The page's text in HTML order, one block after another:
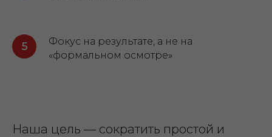
Фокус на результате, а не на
«формальном осмотре»
Наша цель — сократить простой и